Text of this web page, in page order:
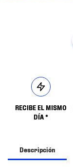
RECIBE EL MISMO
DÍA *
Descripción